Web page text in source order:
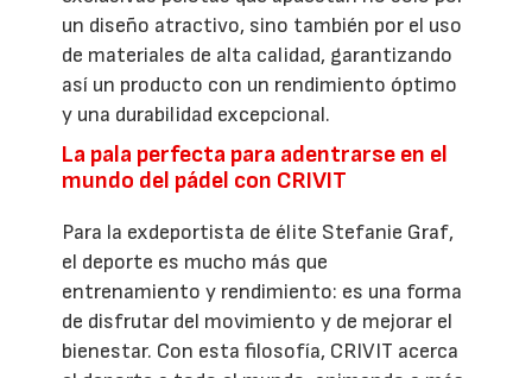
un diseño atractivo, sino también por el uso
de materiales de alta calidad, garantizando
así un producto con un rendimiento óptimo
y una durabilidad excepcional.
La pala perfecta para adentrarse en el
mundo del pádel con CRIVIT
Para la exdeportista de élite Stefanie Graf,
el deporte es mucho más que
entrenamiento y rendimiento: es una forma
de disfrutar del movimiento y de mejorar el
bienestar. Con esta filosofía, CRIVIT acerca